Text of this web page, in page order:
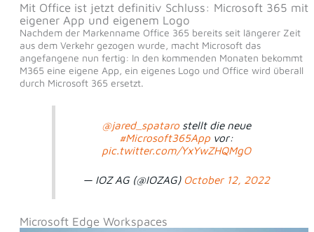
Mit Office ist jetzt definitiv Schluss: Microsoft 365 mit
eigener App und eigenem Logo
Nachdem der Markenname Office 365 bereits seit längerer Zeit
aus dem Verkehr gezogen wurde, macht Microsoft das
angefangene nun fertig: In den kommenden Monaten bekommt
M365 eine eigene App, ein eigenes Logo und Office wird überall
durch Microsoft 365 ersetzt.
@jared_spataro stellt die neue
#Microsoft365App vor:
pic.twitter.com/YxYwZHQMgO
— IOZ AG (@IOZAG) October 12, 2022
Microsoft Edge Workspaces